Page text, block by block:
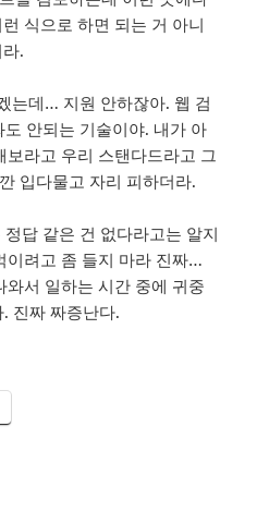
식으로 하면 되는 거 아니
.
는데… 지원 안하잖아. 웹 검
안되는 기술이야. 내가 아
라고 우리 스탠다드라고 그
입다물고 자리 피하더라.
답 같은 건 없다라고는 알지
이려고 좀 들지 마라 진짜…
서 일하는 시간 중에 귀중
진짜 짜증난다.